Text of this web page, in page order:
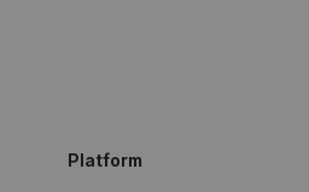
Platform